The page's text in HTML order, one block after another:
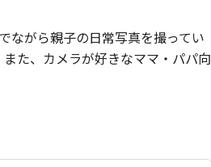
ながら親子の日常写真を撮ってい
た、カメラが好きなママ・パパ向